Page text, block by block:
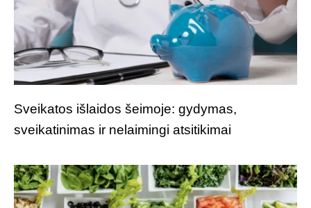
Sveikatos išlaidos šeimoje: gydymas,
sveikatinimas ir nelaimingi atsitikimai